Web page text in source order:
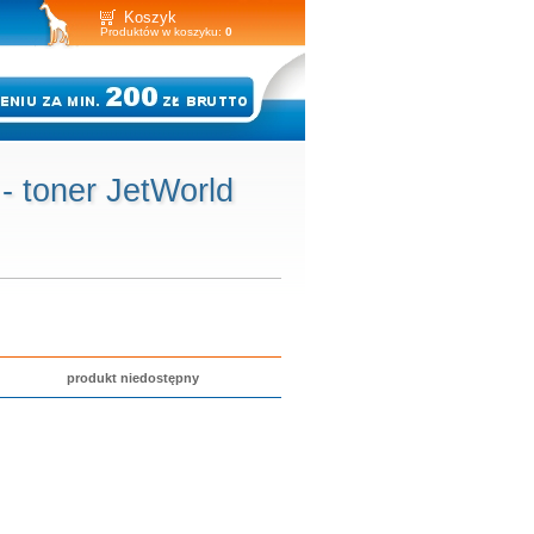
Koszyk
Produktów w koszyku: 0
toner JetWorld
produkt niedostępny